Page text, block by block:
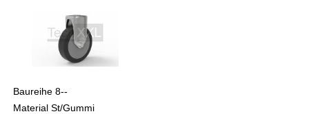
Baureihe 8--
Material St/Gummi